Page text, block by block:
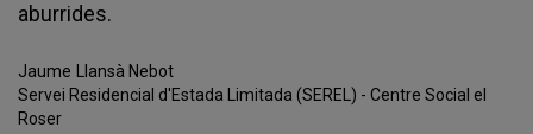
aburrides.
Jaume
Llansà Nebot
Servei Residencial d'Estada Limitada (SEREL) - Centre Social el
Roser